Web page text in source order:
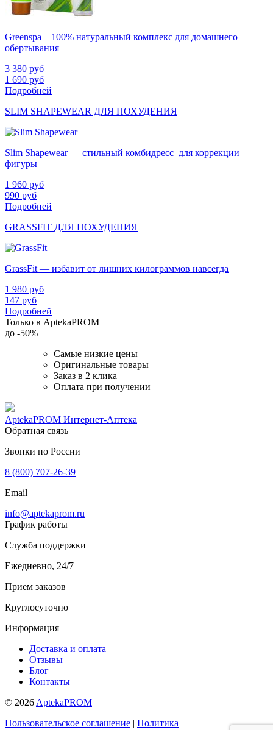
Greenspa – 100% натуральный комплекс для домашнего
обертывания
3 380 руб
1 690 руб
Подробней
SLIM SHAPEWEAR ДЛЯ ПОХУДЕНИЯ
Slim Shapewear — стильный комбидресс для коррекции
фигуры
1 960 руб
990 руб
Подробней
GRASSFIT ДЛЯ ПОХУДЕНИЯ
GrassFit — избавит от лишних килограммов навсегда
1 980 руб
147 руб
Подробней
Только в AptekaPROM
до -50%
Самые низкие цены
Оригинальные товары
Заказ в 2 клика
Оплата при получении
AptekaPROM Интернет-Аптека
Обратная связь
Звонки по России
8 (800) 707-26-39
Email
info@aptekaprom.ru
График работы
Служба поддержки
Ежедневно, 24/7
Прием заказов
Круглосуточно
Информация
Доставка и оплата
Отзывы
Блог
Контакты
© 2026 AptekaPROM
Пользовательское соглашение | Политика